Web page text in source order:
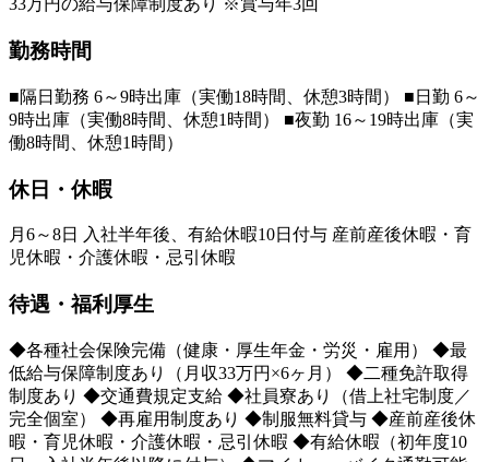
33万円の給与保障制度あり ※賞与年3回
勤務時間
■隔日勤務 6～9時出庫（実働18時間、休憩3時間） ■日勤 6～
9時出庫（実働8時間、休憩1時間） ■夜勤 16～19時出庫（実
働8時間、休憩1時間）
休日・休暇
月6～8日 入社半年後、有給休暇10日付与 産前産後休暇・育
児休暇・介護休暇・忌引休暇
待遇・福利厚生
◆各種社会保険完備（健康・厚生年金・労災・雇用） ◆最
低給与保障制度あり（月収33万円×6ヶ月） ◆二種免許取得
制度あり ◆交通費規定支給 ◆社員寮あり（借上社宅制度／
完全個室） ◆再雇用制度あり ◆制服無料貸与 ◆産前産後休
暇・育児休暇・介護休暇・忌引休暇 ◆有給休暇（初年度10